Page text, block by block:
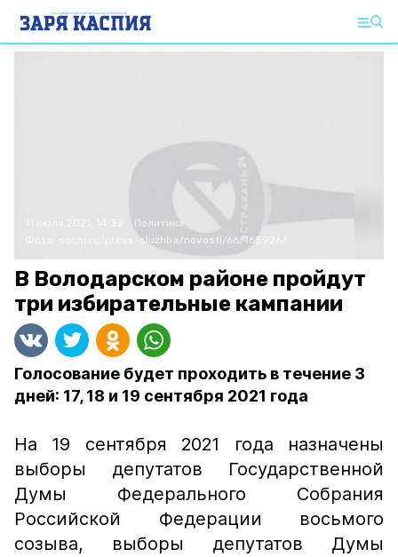
Политика
sochi.ru/press-sluzhba/novosti/66/165926/
В Володарском районе пройдут
три избирательные кампании
Голосование будет проходить в течение 3
дней: 17, 18 и 19 сентября 2021 года
На 19 сентября 2021 года назначены
выборы депутатов Государственной
Думы Федерального Собрания
Российской Федерации восьмого
созыва, выборы депутатов Думы